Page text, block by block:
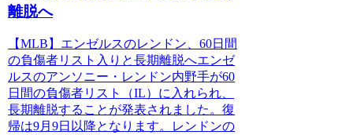
離脱へ
【MLB】エンゼルスのレンドン、60日間
の負傷者リスト入りと長期離脱へエンゼ
ルスのアンソニー・レンドン内野手が60
日間の負傷者リスト（IL）に入れられ、
長期離脱することが発表されました。復
帰は9月9日以降となります。レンドンの